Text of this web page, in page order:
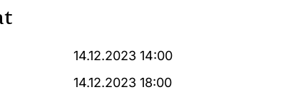
14.12.2023 14:00
14.12.2023 18:00